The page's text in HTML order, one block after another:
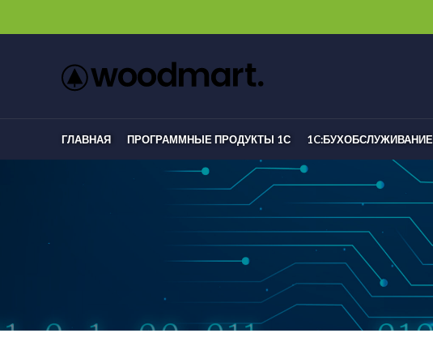
ГЛАВНАЯ ПРОГРАММНЫЕ ПРОДУКТЫ 1С 1C:БУХОБСЛУЖИВАНИЕ